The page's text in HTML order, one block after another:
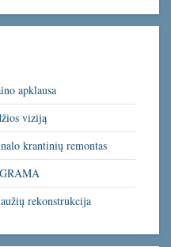
apklausa
viziją
krantinių remontas
rekonstrukcija